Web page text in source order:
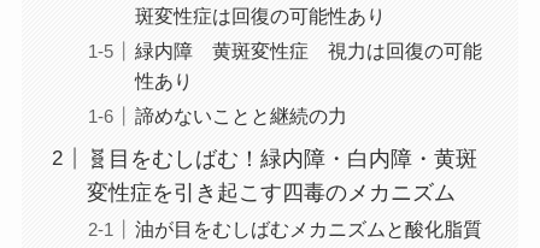
斑変性症は回復の可能性あり
緑内障 黄斑変性症 視力は回復の可能
性あり
諦めないことと継続の力
🧬目をむしばむ！緑内障・白内障・黄斑
変性症を引き起こす四毒のメカニズム
油が目をむしばむメカニズムと酸化脂質